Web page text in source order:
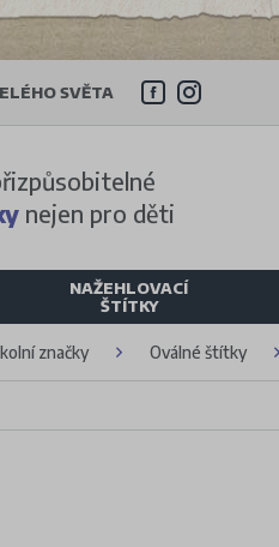
SVĚTA
nejen pro děti
NAŽEHLOVACÍ
ŠTÍTKY
značky Oválné štítky